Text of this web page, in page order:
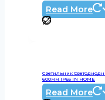
Read More
Светильник
600мм IP65 IN HOME
Read More